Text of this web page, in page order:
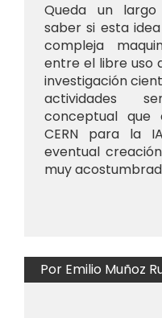
Queda un
saber si esta
compleja
entre el libre uso
investigación
actividades
conceptual que
CERN para la
eventual
muy
Por Emilio Muñoz